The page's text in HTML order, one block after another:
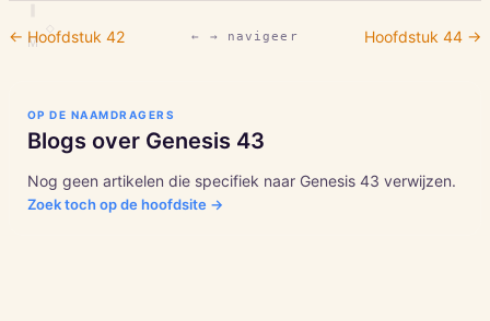
M
← Hoofdstuk 42 ← → navigeer Hoofdstuk 44→
OP DE NAAMDRAGERS
Blogs over Genesis 43
Nog geen artikelen die specifiek naar Genesis 43 verwijzen.
Zoek toch op de hoofdsite →